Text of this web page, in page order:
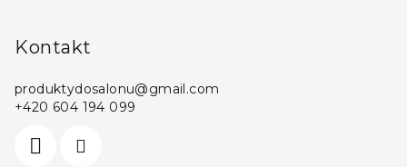
Kontakt
produktydosalonu@gmail.com
+420 604 194 099